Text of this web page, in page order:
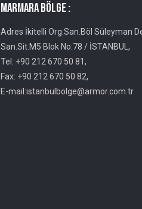
MARMARA BÖLGE :
Adres İkitelli Org.San.Böl Süleyman
San.Sit.M5 Blok No:78 / İSTANBUL,
Tel: +90 212 670 50 81,
Fax: +90 212 670 50 82,
E-mail:istanbulbolge@armor.com.tr